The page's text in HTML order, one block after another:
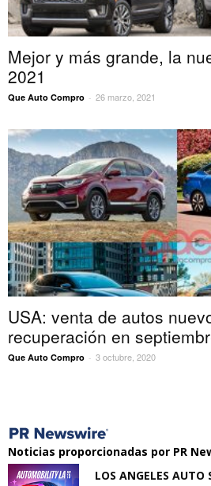
Mejor y más grande, la
2021
Que Auto Compro - 26 marzo, 2021
USA: venta de autos
recuperación en
Que Auto Compro - 3 octubre, 2020
Noticias proporcionadas por PR
LOS ANGELES AUTO